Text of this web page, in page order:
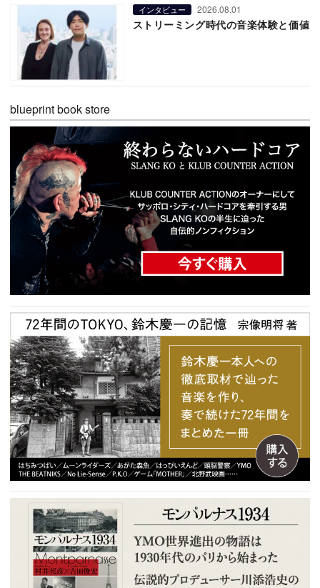
インタビュー 2026.08.01
ストリーミング時代の音楽体験と価値
blueprint book store